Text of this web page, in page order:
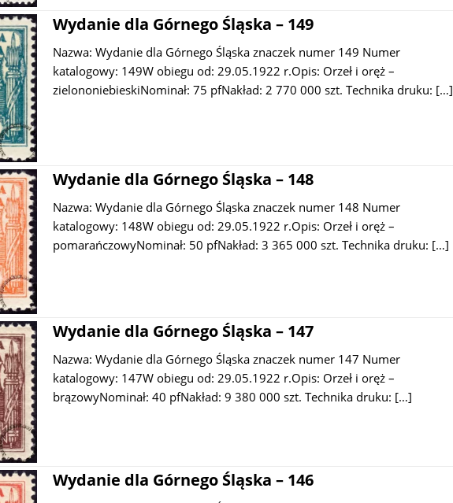
Wydanie dla Górnego Śląska – 149
Nazwa: Wydanie dla Górnego Śląska znaczek numer 149 Numer
katalogowy: 149W obiegu od: 29.05.1922 r.Opis: Orzeł i oręż –
zielononiebieskiNominał: 75 pfNakład: 2 770 000 szt. Technika druku: […]
Wydanie dla Górnego Śląska – 148
Nazwa: Wydanie dla Górnego Śląska znaczek numer 148 Numer
katalogowy: 148W obiegu od: 29.05.1922 r.Opis: Orzeł i oręż –
pomarańczowyNominał: 50 pfNakład: 3 365 000 szt. Technika druku: […]
Wydanie dla Górnego Śląska – 147
Nazwa: Wydanie dla Górnego Śląska znaczek numer 147 Numer
katalogowy: 147W obiegu od: 29.05.1922 r.Opis: Orzeł i oręż –
brązowyNominał: 40 pfNakład: 9 380 000 szt. Technika druku: […]
Wydanie dla Górnego Śląska – 146